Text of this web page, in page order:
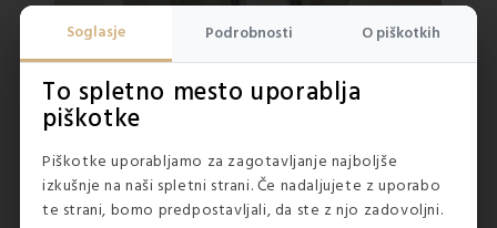
Soglasje Podrobnosti O piškotkih
To spletno mesto uporablja
piškotke
Piškotke uporabljamo za zagotavljanje najboljše
izkušnje na naši spletni strani. Če nadaljujete z uporabo
te strani, bomo predpostavljali, da ste z njo zadovoljni.
NA ZALOGI 5(2x)
Set toaletnih pripomočkov za kopalnico...